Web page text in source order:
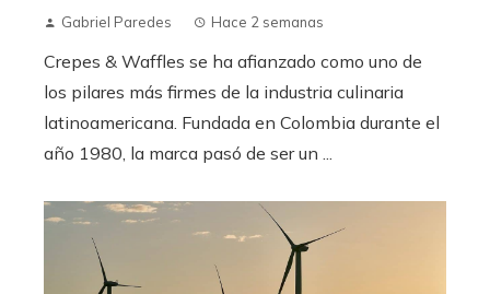
Gabriel Paredes Hace 2 semanas
Crepes & Waffles se ha afianzado como uno de
los pilares más firmes de la industria culinaria
latinoamericana. Fundada en Colombia durante el
año 1980, la marca pasó de ser un ...